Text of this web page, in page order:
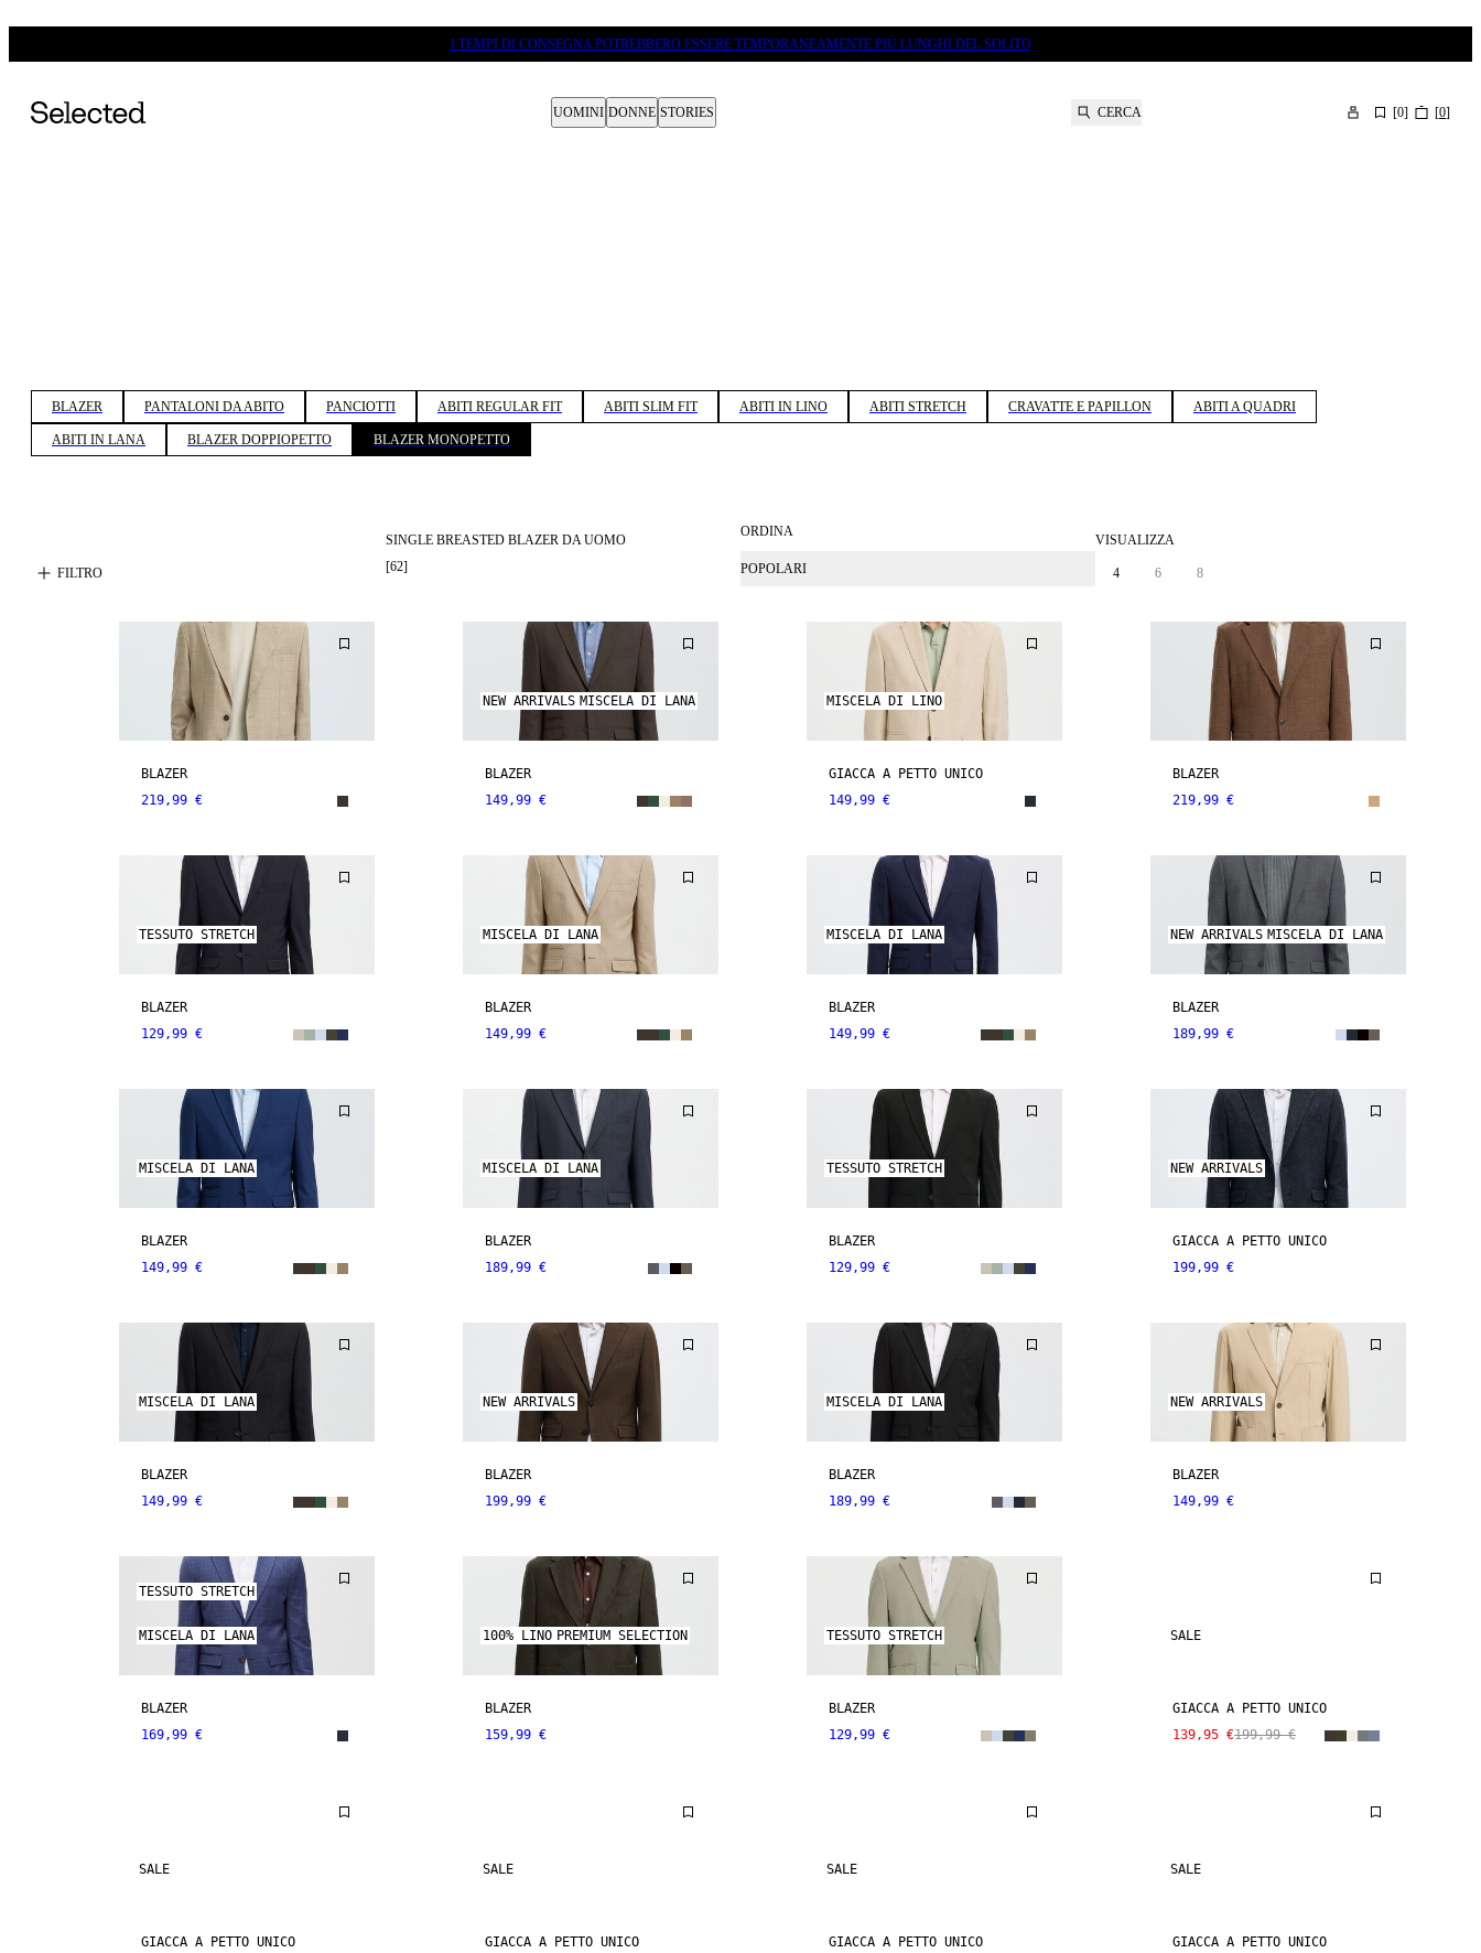
I TEMPI DI CONSEGNA POTREBBERO ESSERE TEMPORANEAMENTE PIÙ LUNGHI DEL SOLITO
UOMINI DONNE STORIES CERCA [0] [0]
BLAZER PANTALONI DA ABITO PANCIOTTI ABITI REGULAR FIT ABITI SLIM FIT ABITI IN LINO ABITI STRETCH CRAVATTE E PAPILLON ABITI A QUADRI
ABITI IN LANA BLAZER DOPPIOPETTO BLAZER MONOPETTO
FILTRO
SINGLE BREASTED BLAZER DA UOMO
[62]
ORDINA
POPOLARI
VISUALIZZA
4 6 8
BLAZER
219,99 €
NEW ARRIVALS MISCELA DI LANA
BLAZER
149,99 €
MISCELA DI LINO
GIACCA A PETTO UNICO
149,99 €
BLAZER
219,99 €
TESSUTO STRETCH
BLAZER
129,99 €
MISCELA DI LANA
BLAZER
149,99 €
MISCELA DI LANA
BLAZER
149,99 €
NEW ARRIVALS MISCELA DI LANA
BLAZER
189,99 €
MISCELA DI LANA
BLAZER
149,99 €
MISCELA DI LANA
BLAZER
189,99 €
TESSUTO STRETCH
BLAZER
129,99 €
NEW ARRIVALS
GIACCA A PETTO UNICO
199,99 €
MISCELA DI LANA
BLAZER
149,99 €
NEW ARRIVALS
BLAZER
199,99 €
MISCELA DI LANA
BLAZER
189,99 €
NEW ARRIVALS
BLAZER
149,99 €
TESSUTO STRETCH
MISCELA DI LANA
BLAZER
169,99 €
100% LINO PREMIUM SELECTION
BLAZER
159,99 €
TESSUTO STRETCH
BLAZER
129,99 €
SALE
GIACCA A PETTO UNICO
139,95 €199,99 €
SALE
GIACCA A PETTO UNICO
SALE
GIACCA A PETTO UNICO
SALE
GIACCA A PETTO UNICO
SALE
GIACCA A PETTO UNICO